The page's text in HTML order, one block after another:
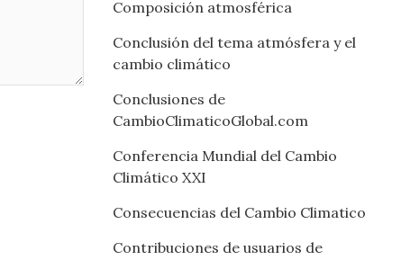
Composición atmosférica
Conclusión del tema atmósfera y el
cambio climático
Conclusiones de
CambioClimaticoGlobal.com
Conferencia Mundial del Cambio
Climático XXI
Consecuencias del Cambio Climatico
Contribuciones de usuarios de